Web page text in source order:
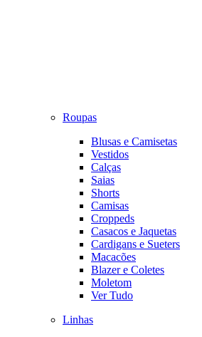
Roupas
Blusas e Camisetas
Vestidos
Calças
Saias
Shorts
Camisas
Croppeds
Casacos e Jaquetas
Cardigans e Sueters
Macacões
Blazer e Coletes
Moletom
Ver Tudo
Linhas